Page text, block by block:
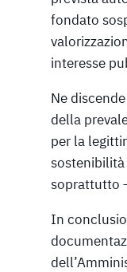
fondato
interesse
Ne
della
per la
soprattutto
In